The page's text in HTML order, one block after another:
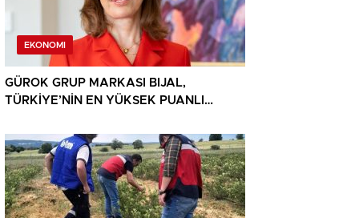
EKONOMI
GÜROK GRUP MARKASI BIJAL,
TÜRKİYE’NİN EN YÜKSEK PUANLI